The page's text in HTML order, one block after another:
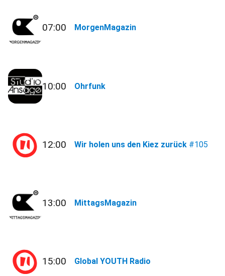
07:00 MorgenMagazin
10:00 Ohrfunk
12:00 Wir holen uns den Kiez zurück #105
13:00 MittagsMagazin
15:00 Global YOUTH Radio